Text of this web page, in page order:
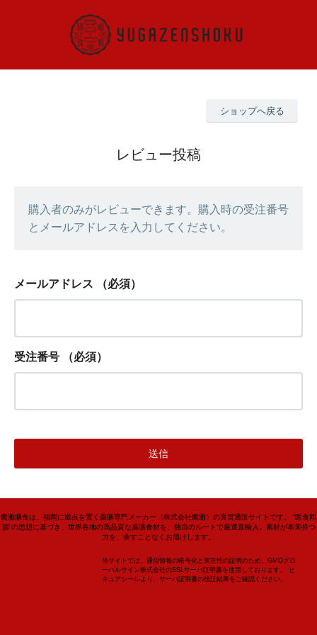
ショップへ戻る
レビュー投稿
購入者のみがレビューできます。購入時の受注番号
とメールアドレスを入力してください。
メールアドレス （必須）
受注番号 （必須）
癒雅膳食は、福岡に拠点を置く薬膳専門メーカー〈株式会社癒雅〉の直営通販サイトです。 “医食同
源”の思想に基づき、世界各地の高品質な薬膳食材を、独自のルートで厳選直輸入。素材が本来持つ
力を、余すことなくお届けします。
当サイトでは、通信情報の暗号化と実在性の証明のため、GMOグロ
ーバルサイン株式会社のSSLサーバ証明書を使用しております。 セ
キュアシールより、サーバ証明書の検証結果をご確認ください。